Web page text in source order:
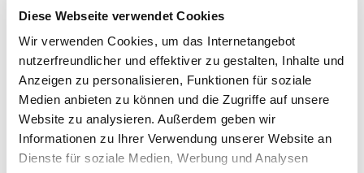
Diese Webseite verwendet Cookies
Wir verwenden Cookies, um das Internetangebot
nutzerfreundlicher und effektiver zu gestalten, Inhalte und
Anzeigen zu personalisieren, Funktionen für soziale
Medien anbieten zu können und die Zugriffe auf unsere
Website zu analysieren. Außerdem geben wir
Informationen zu Ihrer Verwendung unserer Website an
Dienste für soziale Medien, Werbung und Analysen
©
S
Unsere Aufgabe
Effiziente Prozesse, aktive Personalentwicklung
und eine moderne Infrastruktur sind
Voraussetzung für eine erfolgreiche
Geschäftstätigkeit. Die Verwaltung ist für alle
kaufmännischen, juristischen und administrativen